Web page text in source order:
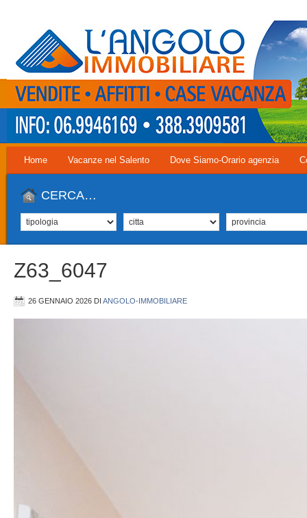
Home Vacanze nel Salento Dove Siamo-Orario agenzia
CERCA…
Z63_6047
26 GENNAIO 2026 DI ANGOLO-IMMOBILIARE